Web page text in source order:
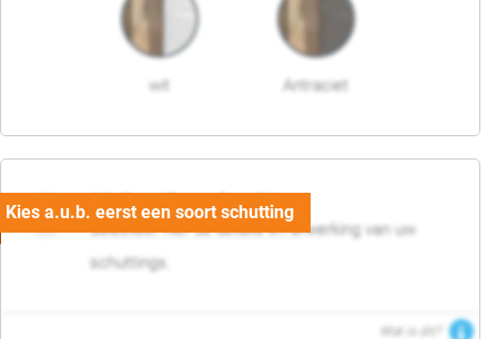
wit Antraciet
03. Detail en afwerking
Selecteer hier de details en afwerking van uw
schuttings.
Wat is dit?